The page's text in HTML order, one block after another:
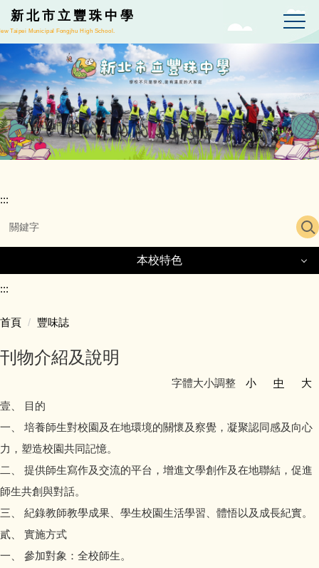
跳
到
主
要
容
區
新北市立豐珠中學
Taipei Municipal Fongjhu High School.
:::
本校特色
教學活動專區
學生事務專區
家庭教育專區
會計專區
:::
首頁 豐味誌
刊物介紹及說明
字體大小調整 小 中
大
壹、 目的
一、 培養師生對校園及在地環境的關懷及察覺，凝聚認同感及向心
力，塑造校園共同記憶。
二、 提供師生寫作及交流的平台，增進文學創作及在地聯結，促進
師生共創與對話。
三、 紀錄教師教學成果、學生校園生活學習、體悟以及成長紀實。
貳、 實施方式
一、 參加對象：全校師生。